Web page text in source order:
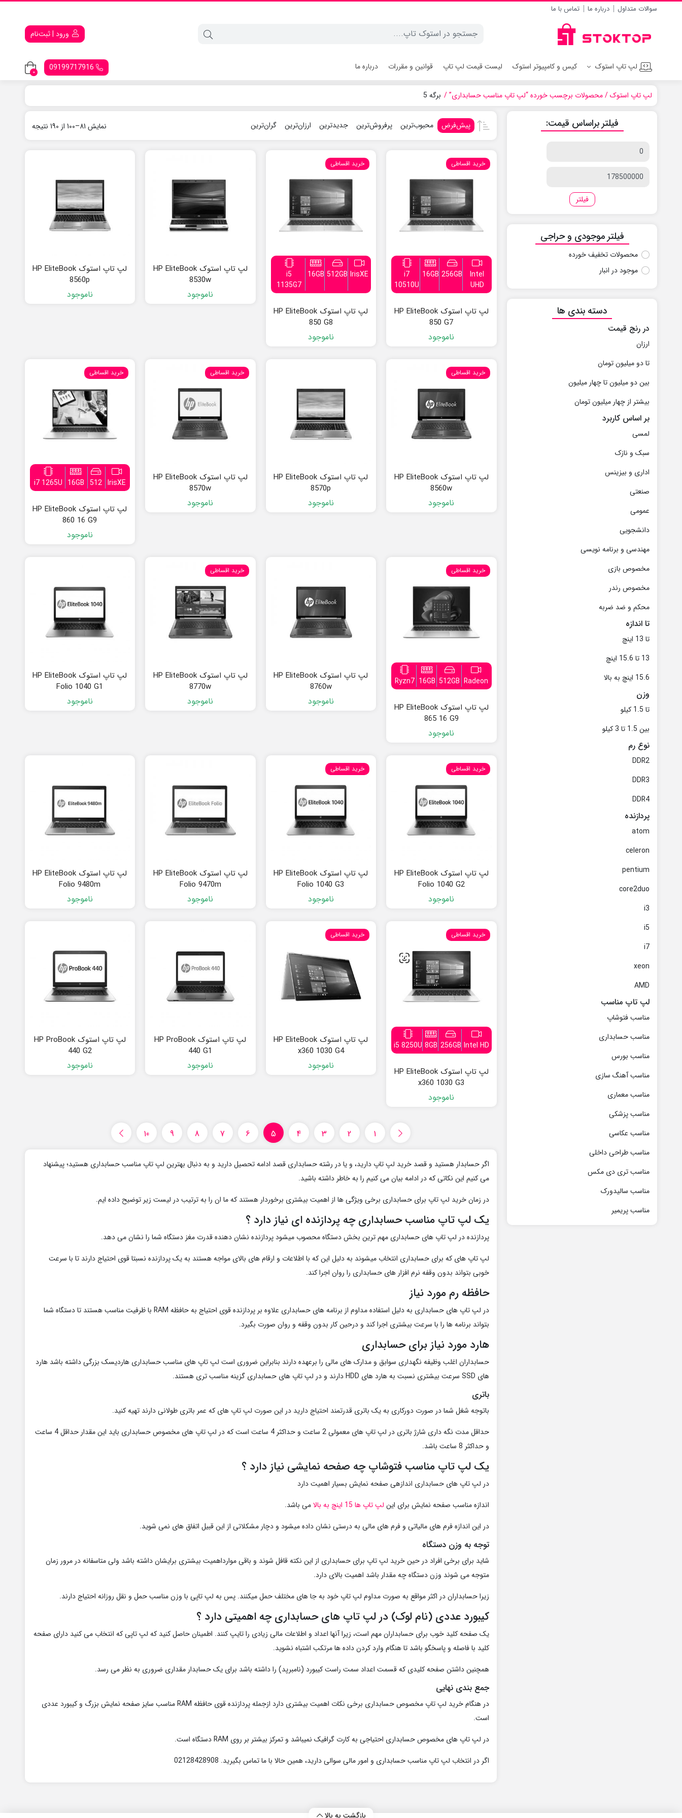
سوالات متداول درباره ما تماس با ما
ورود | ثبت‌نام
لپ تاپ استوک کیس و کامپیوتر استوک لیست قیمت لپ تاپ قوانین و مقررات درباره ما 09199717916
0
لپ تاپ استوک محصولات برچسب خورده “لپ تاپ مناسب حسابداری” برگه 5
پیش‌فرض محبوب‌ترین پرفروش‌ترین جدیدترین ارزان‌ترین گران‌ترین نمایش 81–100 از 190 نتیجه
خرید اقساطی
Intel
UHD
256GB
16GB
i7
10510U
لپ تاپ استوک HP EliteBook
850 G7
ناموجود
خرید اقساطی
IrisXE
512GB
16GB
i5
1135G7
لپ تاپ استوک HP EliteBook
850 G8
ناموجود
لپ تاپ استوک HP EliteBook
8530w
ناموجود
لپ تاپ استوک HP EliteBook
8560p
ناموجود
خرید اقساطی
لپ تاپ استوک HP EliteBook
8560w
ناموجود
لپ تاپ استوک HP EliteBook
8570p
ناموجود
خرید اقساطی
لپ تاپ استوک HP EliteBook
8570w
ناموجود
خرید اقساطی
IrisXE
512
16GB
i7 1265U
لپ تاپ استوک HP EliteBook
860 16 G9
ناموجود
خرید اقساطی
Radeon
512GB
16GB
Ryzn7
لپ تاپ استوک HP EliteBook
865 16 G9
ناموجود
لپ تاپ استوک HP EliteBook
8760w
ناموجود
خرید اقساطی
لپ تاپ استوک HP EliteBook
8770w
ناموجود
لپ تاپ استوک HP EliteBook
Folio 1040 G1
ناموجود
خرید اقساطی
لپ تاپ استوک HP EliteBook
Folio 1040 G2
ناموجود
خرید اقساطی
لپ تاپ استوک HP EliteBook
Folio 1040 G3
ناموجود
لپ تاپ استوک HP EliteBook
Folio 9470m
ناموجود
لپ تاپ استوک HP EliteBook
Folio 9480m
ناموجود
خرید اقساطی
Intel HD
256GB
8GB
i5 8250U
لپ تاپ استوک HP EliteBook
x360 1030 G3
ناموجود
خرید اقساطی
لپ تاپ استوک HP EliteBook
x360 1030 G4
ناموجود
لپ تاپ استوک HP ProBook
440 G1
ناموجود
لپ تاپ استوک HP ProBook
440 G2
ناموجود
1
2
3
4
5
6
7
8
9
10
اگر حسابدار هستید و قصد خرید لپ تاپ دارید، و یا در رشته حسابداری قصد ادامه تحصیل دارید و به دنبال بهترین لپ تاپ مناسب حسابداری هستید؛ پیشنهاد
می کنیم این نکاتی که در ادامه بیان می کنیم را به خاطر داشته باشید.
در زمان خرید لپ تاپ برای حسابداری برخی ویژگی ها از اهمیت بیشتری برخوردار هستند که ما ان را به ترتیب در لیست زیر توضیح داده ایم.
یک لپ تاپ مناسب حسابداری چه پردازنده ای نیاز دارد ؟
پردازنده در لپ تاپ های حسابداری مهم ترین بخش دستگاه محصوب میشود پردازنده نشان دهنده قدرت مغز دستگاه شما را نشان می دهد.
لپ تاپ های که برای حسابداری انتخاب میشوند به دلیل این که با اطلاعات و ارقام های بالای مواجه هستند به یک پردازنده نسبتا قوی احتیاج دارند تا با سرعت
خوبی بتواند بدون وقفه نرم افزار های حسابداری را روان اجرا کند.
حافظه رم مورد نیاز
در لپ تاپ های حسابداری به دلیل استفاده مداوم از برنامه های حسابداری علاوه بر پردازنده قوی احتیاج به حافظه RAM با ظرفیت مناسب هستند تا دستگاه شما
بتواند برنامه ها را با سرعت بیشتری اجرا کند و درحین کار بدون وقفه و روان صورت بگیرد.
هارد مورد نیاز برای حسابداری
حسابداران اغلب وظیفه نگهداری سوابق و مدارک های مالی را برعهده دارند بنابراین ضروری است لپ تاپ های مناسب حسابداری هاردیسک بزرگی داشته باشد هارد
های SSD سرعت بیشتری نسبت به هارد های HDD دارند و در لپ تاپ های حسابداری گزینه مناسب تری هستند.
باتری
باتوجه شغل شما در صورت دورکاری به یک باتری قدرتمند احتیاج دارید در این صورت لپ تاپ های که عمر باتری طولانی دارند تهیه کنید.
حداقل مدت نگه داری شارژ باتری در لپ تاپ های معمولی 2 ساعت و حداکثر 4 ساعت است که در لپ تاپ های مخصوص حسابداری باید این مقدار حداقل 4 ساعت
و حداکثر 8 ساعت باشد.
یک لپ تاپ مناسب فتوشاپ چه صفحه نمایشی نیاز دارد ؟
در لپ تاپ های حسابداری اندازهی صفحه نمایش بسیار اهمیت دارد
اندازه مناسب صفحه نمایش برای این لپ تاپ ها 15 اینچ به بالا
می باشد.
در این اندازه فرم های مالیاتی و فرم های مالی به درستی نشان داده میشود و دچار مشکلاتی از این قبیل اتفاق های نمی شوید.
توجه به وزن دستگاه
شاید برای برخی افراد در حین خرید لپ تاپ برای حسابداری از این نکته قافل شوند و باقی موارداهمیت بیشتری برایشان داشته باشد ولی متاسفانه در مرور زمان
متوجه می شوند وزن دستگاه چه مقدار باشد اهمیت بالای دارد.
زیرا حسابداران در اکثر مواقع به صورت مداوم لپ تاپ خود به جا های مختلف حمل میکنند. پس به لپ تاپی با وزن مناسب حمل و نقل روزانه احتیاج دارند.
کیبورد عددی (نام لوک) در لپ تاپ های حسابداری چه اهمیتی دارد ؟
یک صفحه کلید خوب برای حسابداران مهم است، زیرا آنها اعداد و اطلاعات مالی زیادی را تایپ کنند. اطمینان حاصل کنید که لپ تاپی که انتخاب می کنید دارای صفحه
کلید با فاصله و پاسخگو باشد تا هنگام وارد کردن داده ها مرتکب اشتباه نشوید.
همچنین داشتن صفحه کلیدی که قسمت اعداد سمت راست کیبورد (نامبرپد) را داشته باشد برای یک حسابدار مقداری ضروری به نظر می‌ رسد.
جمع بندی نهایی
در هنگام خرید لپ تاپ مخصوص حسابداری برخی نکات اهمیت بیشتری دارد ازجمله پردازنده قوی حافظه RAM مناسب سایز صفحه نمایش بزرگ و کیبورد عددی
است.
در لپ تاپ های مخصوص حسابداری احتیاجی به کارت گرافیک نمیباشد و تمرکز بیشتر بر روی RAM دستگاه است.
اگر در انتخاب لپ تاپ مناسب حسابداری و امور مالی سوالی دارید، همین حالا با ما تماس بگیرید. 02128428908
فیلتر براساس قیمت:
فیلتر
فیلتر موجودی و حراجی
محصولات تخفیف خورده
موجود در انبار
دسته بندی ها
در رنج قیمت
ارزان
تا دو میلیون تومان
بین دو میلیون تا چهار میلیون
بیشتر از چهار میلیون تومان
بر اساس کاربرد
لمسی
سبک و نازک
اداری و بیزینس
صنعتی
عمومی
دانشجویی
مهندسی و برنامه نویسی
مخصوص بازی
مخصوص رندر
محکم و ضد ضربه
تا اندازه
تا 13 اینچ
13 تا 15.6 اینچ
15.6 اینچ به بالا
وزن
تا 1.5 کیلو
بین 1.5 تا 3 کیلو
نوع رم
DDR2
DDR3
DDR4
پردازنده
atom
celeron
pentium
core2duo
i3
i5
i7
xeon
AMD
لپ تاپ مناسب
مناسب فتوشاپ
مناسب حسابداری
مناسب بورس
مناسب آهنگ سازی
مناسب معماری
مناسب پزشکی
مناسب عکاسی
مناسب طراحی داخلی
مناسب تری دی مکس
مناسب سالیدورک
مناسب پریمیر
بازگشت به بالا